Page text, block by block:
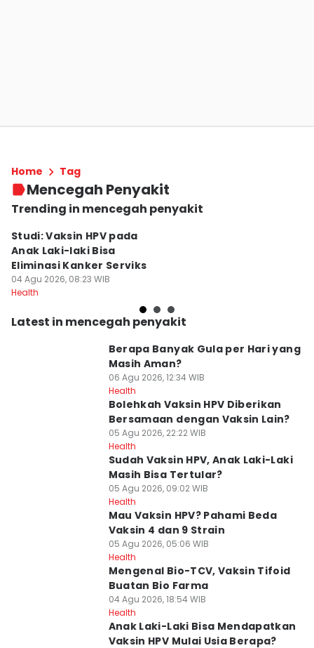
Home Tag
Mencegah Penyakit
Trending in mencegah penyakit
Studi: Vaksin HPV pada
Anak Laki-laki Bisa
Eliminasi Kanker Serviks
04 Agu 2026, 08:23 WIB
Health
Latest in mencegah penyakit
Berapa Banyak Gula per Hari yang
Masih Aman?
06 Agu 2026, 12:34 WIB
Health
Bolehkah Vaksin HPV Diberikan
Bersamaan dengan Vaksin Lain?
05 Agu 2026, 22:22 WIB
Health
Sudah Vaksin HPV, Anak Laki-Laki
Masih Bisa Tertular?
05 Agu 2026, 09:02 WIB
Health
Mau Vaksin HPV? Pahami Beda
Vaksin 4 dan 9 Strain
05 Agu 2026, 05:06 WIB
Health
Mengenal Bio-TCV, Vaksin Tifoid
Buatan Bio Farma
04 Agu 2026, 18:54 WIB
Health
Anak Laki-Laki Bisa Mendapatkan
Vaksin HPV Mulai Usia Berapa?